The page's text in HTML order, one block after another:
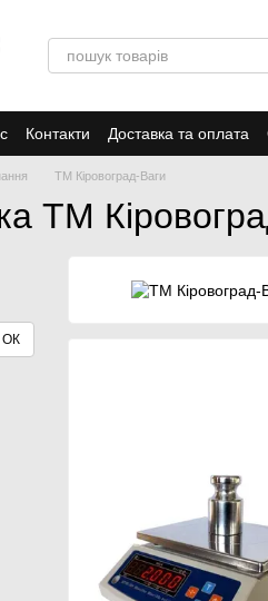
Контакти Доставка та оплата
ТМ Кіровоград-Ваги
ТМ
ОК